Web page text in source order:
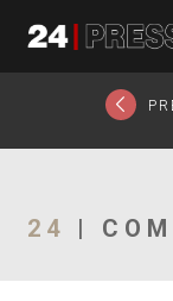
24Presse -
Communiqués de
24 |